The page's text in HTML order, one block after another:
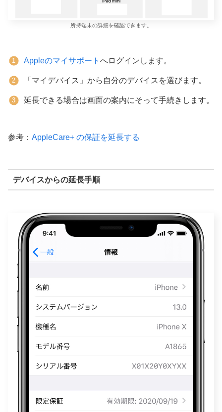
所持端末の詳細を確認できます。
Appleのマイサポート へログインします。
「マイデバイス」から自分のデバイスを選びます。
延長できる場合は画面の案内にそって手続きします。
参考： AppleCare+ の保証を延長する
デバイスからの延長手順